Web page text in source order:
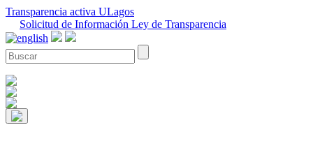
Transparencia activa ULagos
Solicitud de Información Ley de Transparencia